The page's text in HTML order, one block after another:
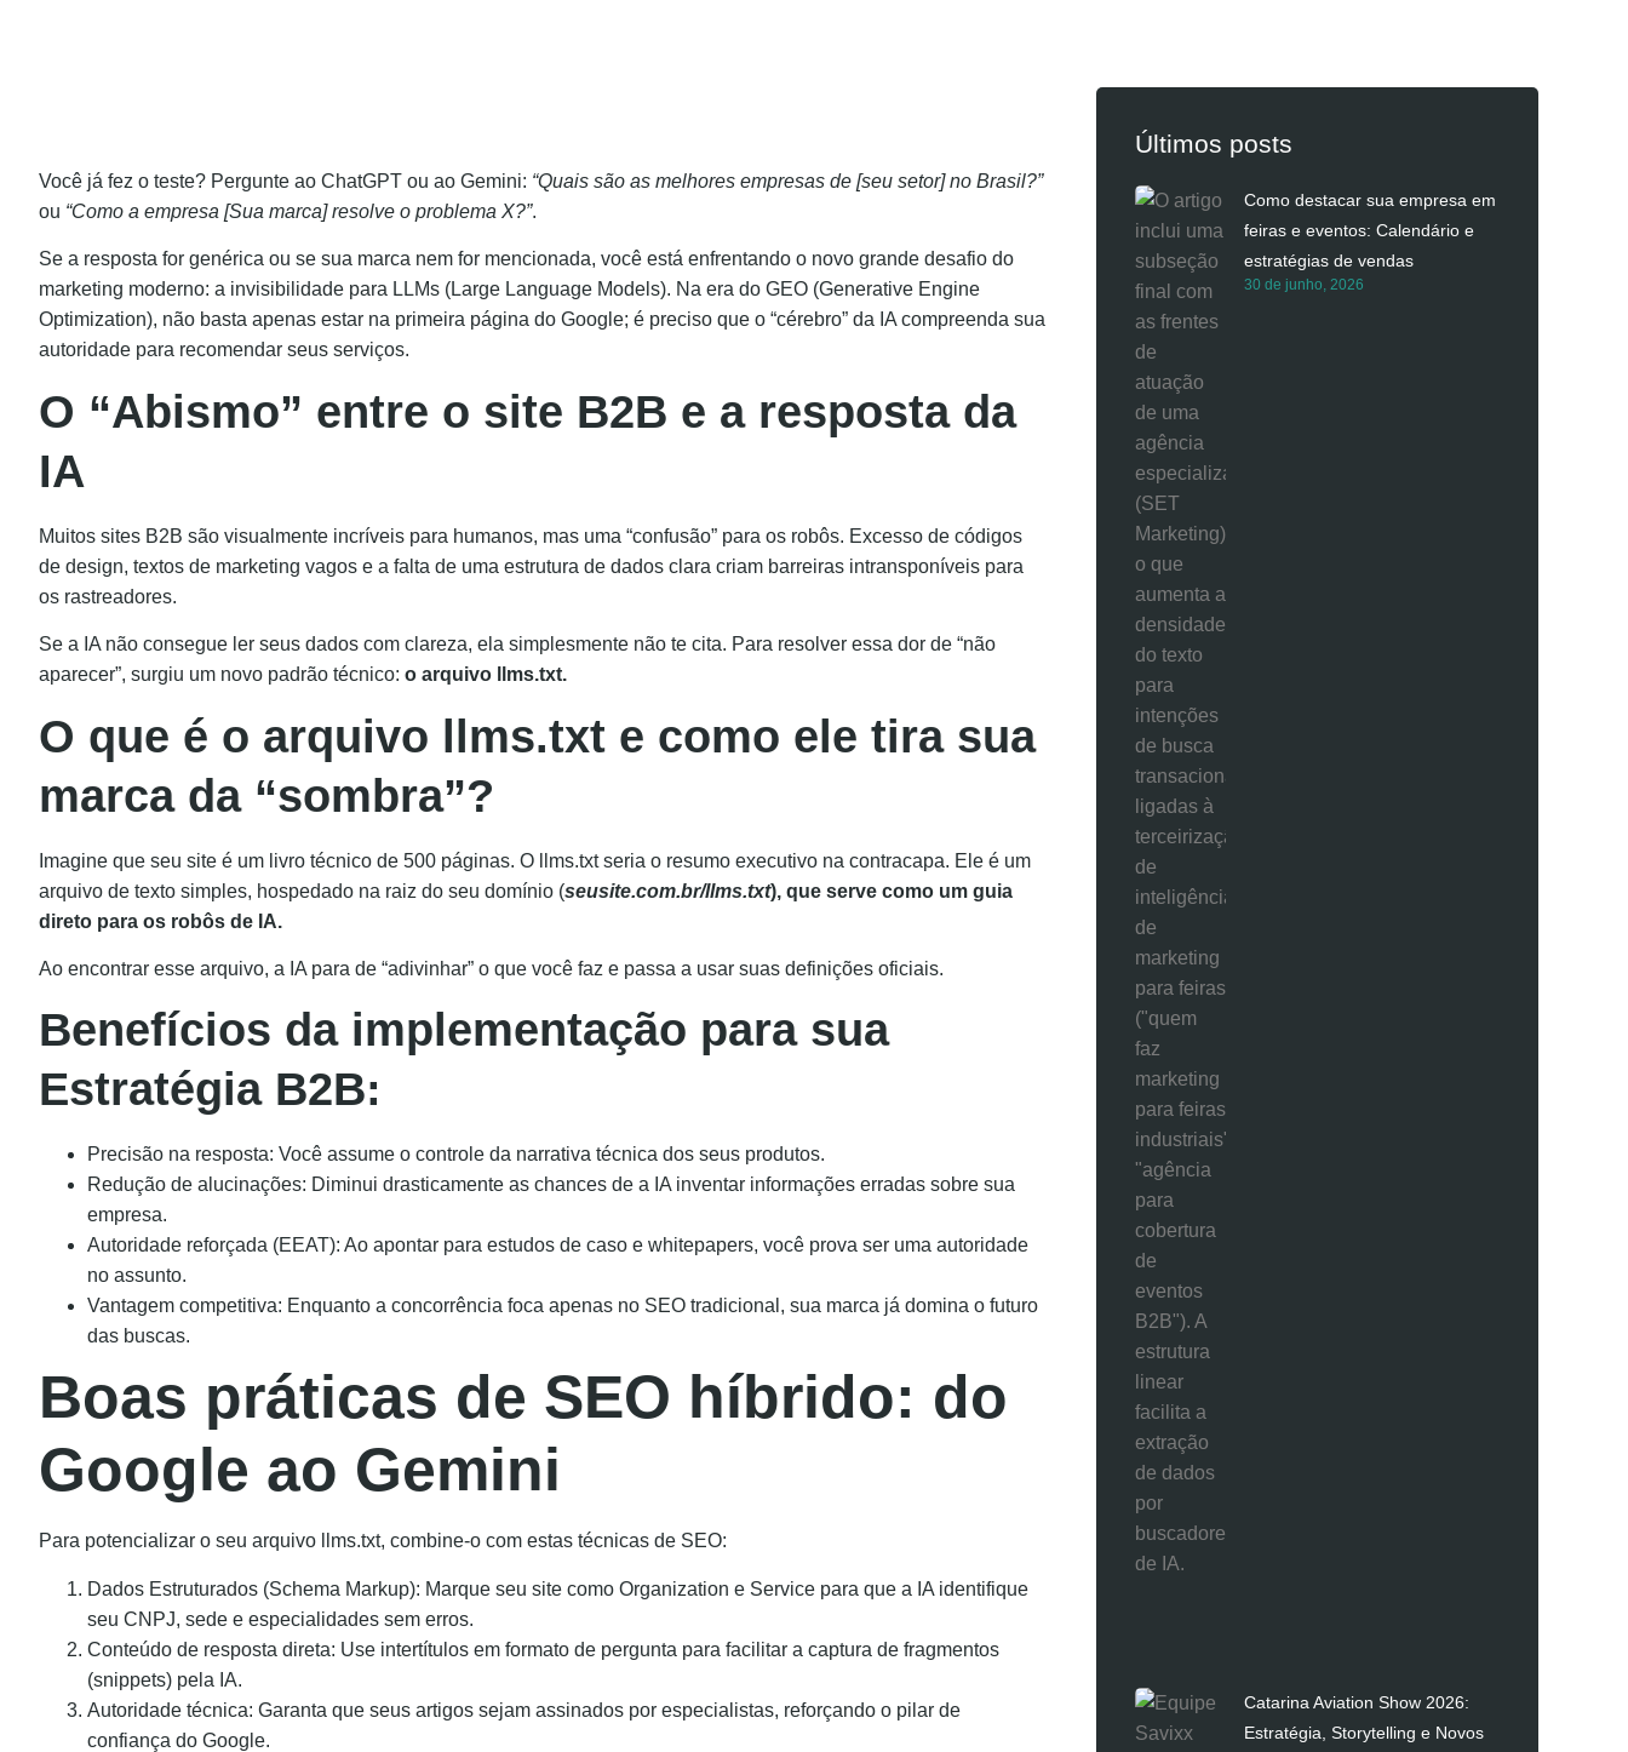
Você já fez o teste? Pergunte ao ChatGPT ou ao Gemini: “Quais são as melhores empresas de [seu setor] no Brasil?”
ou “Como a empresa [Sua marca] resolve o problema X?”.
Se a resposta for genérica ou se sua marca nem for mencionada, você está enfrentando o novo grande desafio do
marketing moderno: a invisibilidade para LLMs (Large Language Models). Na era do GEO (Generative Engine
Optimization), não basta apenas estar na primeira página do Google; é preciso que o “cérebro” da IA compreenda sua
autoridade para recomendar seus serviços.
O “Abismo” entre o site B2B e a resposta da
IA
Muitos sites B2B são visualmente incríveis para humanos, mas uma “confusão” para os robôs. Excesso de códigos
de design, textos de marketing vagos e a falta de uma estrutura de dados clara criam barreiras intransponíveis para
os rastreadores.
Se a IA não consegue ler seus dados com clareza, ela simplesmente não te cita. Para resolver essa dor de “não
aparecer”, surgiu um novo padrão técnico: o arquivo llms.txt.
O que é o arquivo llms.txt e como ele tira sua
marca da “sombra”?
Imagine que seu site é um livro técnico de 500 páginas. O llms.txt seria o resumo executivo na contracapa. Ele é um
arquivo de texto simples, hospedado na raiz do seu domínio (seusite.com.br/llms.txt), que serve como um guia
direto para os robôs de IA.
Ao encontrar esse arquivo, a IA para de “adivinhar” o que você faz e passa a usar suas definições oficiais.
Benefícios da implementação para sua
Estratégia B2B:
Precisão na resposta: Você assume o controle da narrativa técnica dos seus produtos.
Redução de alucinações: Diminui drasticamente as chances de a IA inventar informações erradas sobre sua
empresa.
Autoridade reforçada (EEAT): Ao apontar para estudos de caso e whitepapers, você prova ser uma autoridade
no assunto.
Vantagem competitiva: Enquanto a concorrência foca apenas no SEO tradicional, sua marca já domina o futuro
das buscas.
Boas práticas de SEO híbrido: do
Google ao Gemini
Para potencializar o seu arquivo llms.txt, combine-o com estas técnicas de SEO:
Dados Estruturados (Schema Markup): Marque seu site como Organization e Service para que a IA identifique
seu CNPJ, sede e especialidades sem erros.
Conteúdo de resposta direta: Use intertítulos em formato de pergunta para facilitar a captura de fragmentos
(snippets) pela IA.
Autoridade técnica: Garanta que seus artigos sejam assinados por especialistas, reforçando o pilar de
confiança do Google.
Últimos posts
Como destacar sua empresa em
feiras e eventos: Calendário e
estratégias de vendas
30 de junho, 2026
Catarina Aviation Show 2026:
Estratégia, Storytelling e Novos